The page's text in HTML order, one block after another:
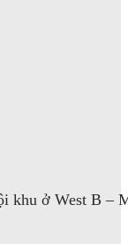
khu ở West B –